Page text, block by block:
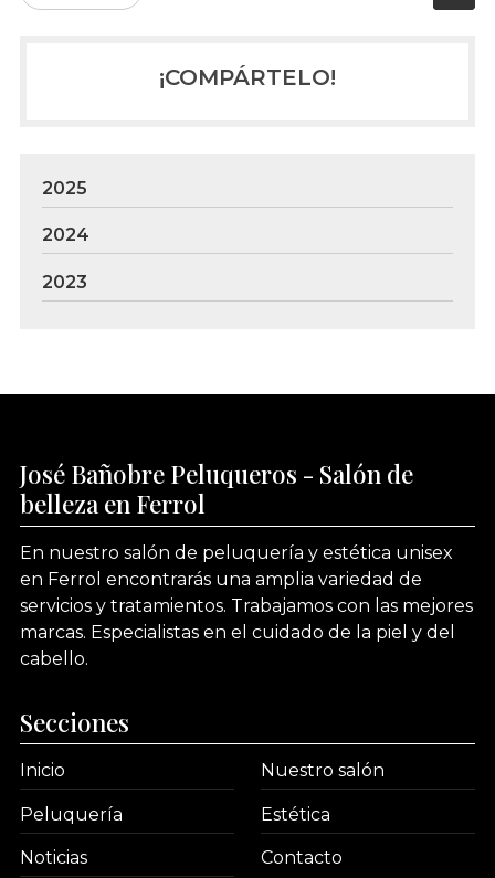
¡COMPÁRTELO!
2025
2024
2023
José Bañobre Peluqueros - Salón de
belleza en Ferrol
En nuestro salón de peluquería y estética unisex
en Ferrol encontrarás una amplia variedad de
servicios y tratamientos. Trabajamos con las mejores
marcas. Especialistas en el cuidado de la piel y del
cabello.
Secciones
Inicio Nuestro salón
Peluquería Estética
Noticias Contacto